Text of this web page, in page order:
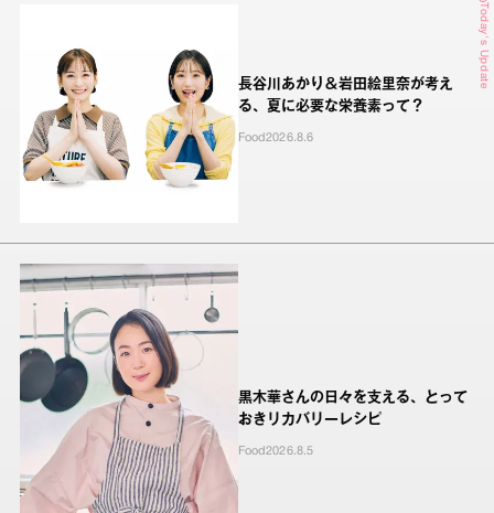
Today's Update
長谷川あかり＆岩田絵里奈が考え
る、夏に必要な栄養素って？
Food2026.8.6
黒木華さんの日々を支える、とって
おきリカバリーレシピ
Food2026.8.5